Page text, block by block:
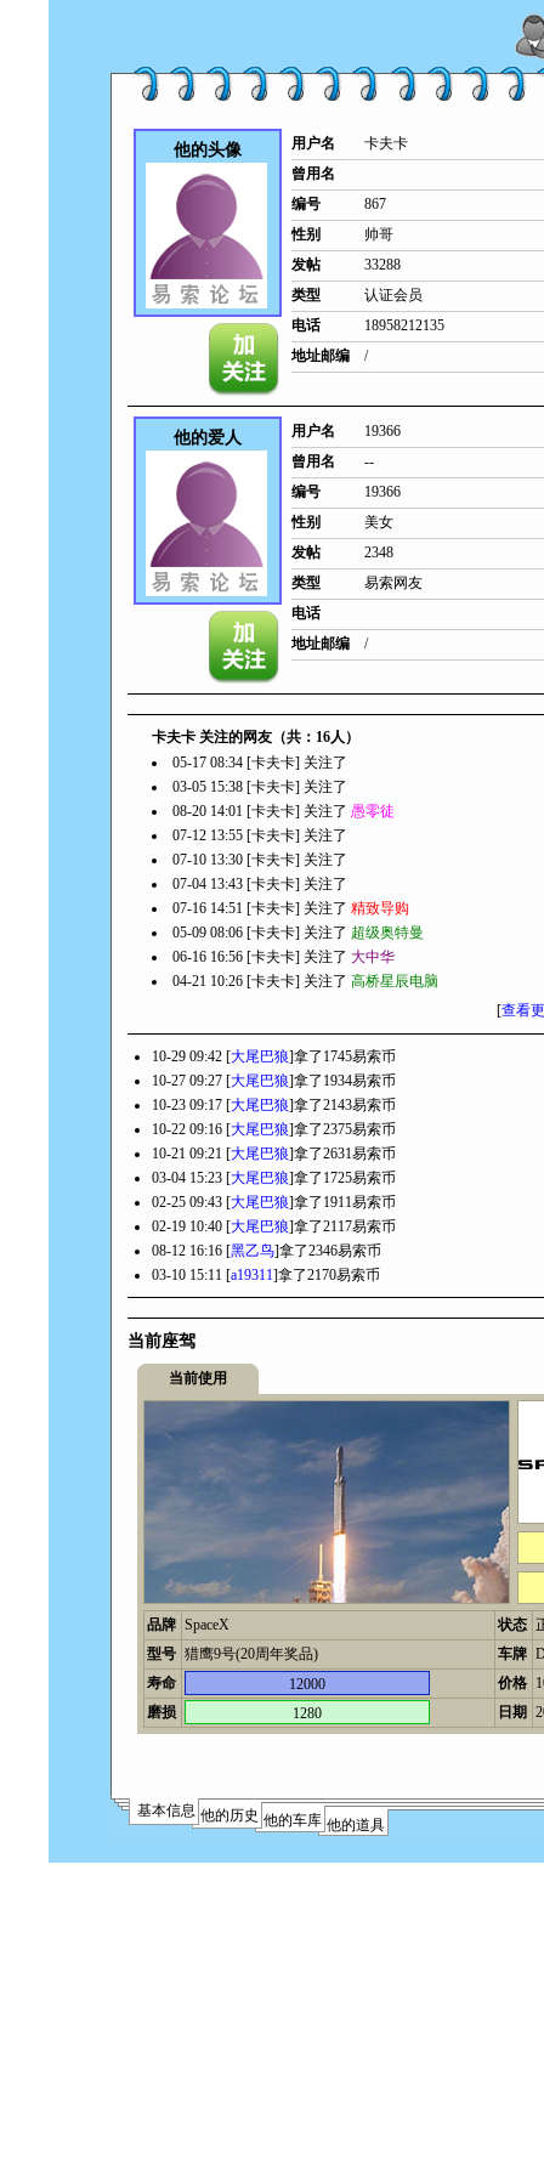
他的头像 用户名
卡夫卡
曾用名
编号
867
性别
帅哥
发帖
33288
类型
认证会员
电话
18958212135
地址邮编
/
他的爱人 用户名
19366
曾用名
--
编号
19366
性别
美女
发帖
2348
类型
易索网友
电话
地址邮编
/
卡夫卡 关注的网友（共：16人）
05-17 08:34 [卡夫卡] 关注了
03-05 15:38 [卡夫卡] 关注了
08-20 14:01 [卡夫卡] 关注了 愚零徒
07-12 13:55 [卡夫卡] 关注了
07-10 13:30 [卡夫卡] 关注了
07-04 13:43 [卡夫卡] 关注了
07-16 14:51 [卡夫卡] 关注了 精致导购
05-09 08:06 [卡夫卡] 关注了 超级奥特曼
06-16 16:56 [卡夫卡] 关注了 大中华
04-21 10:26 [卡夫卡] 关注了 高桥星辰电脑
[查看
10-29 09:42 [大尾巴狼]拿了1745易索币
10-27 09:27 [大尾巴狼]拿了1934易索币
10-23 09:17 [大尾巴狼]拿了2143易索币
10-22 09:16 [大尾巴狼]拿了2375易索币
10-21 09:21 [大尾巴狼]拿了2631易索币
03-04 15:23 [大尾巴狼]拿了1725易索币
02-25 09:43 [大尾巴狼]拿了1911易索币
02-19 10:40 [大尾巴狼]拿了2117易索币
08-12 16:16 [黑乙鸟]拿了2346易索币
03-10 15:11 [a19311]拿了2170易索币
当前座驾
当前使用
品牌 SpaceX 状态
型号 猎鹰9号(20周年奖品) 车牌
寿命
12000 价格
磨损
1280 日期
基本信息 他的历史 他的车库 他的道具